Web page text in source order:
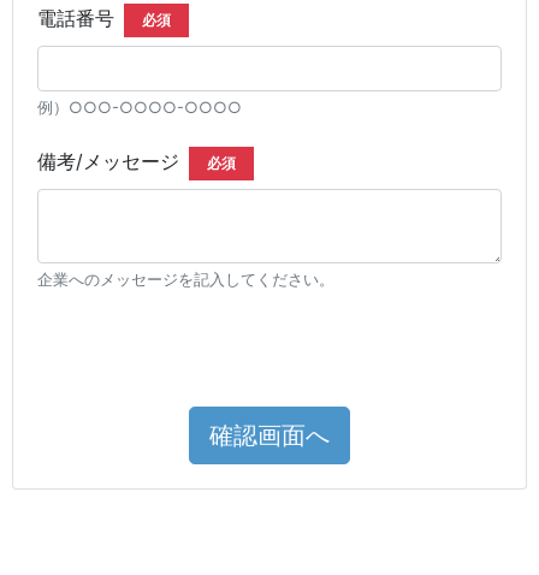
電話番号 必須
例）○○○-○○○○-○○○○
備考/メッセージ 必須
企業へのメッセージを記入してください。
確認画面へ